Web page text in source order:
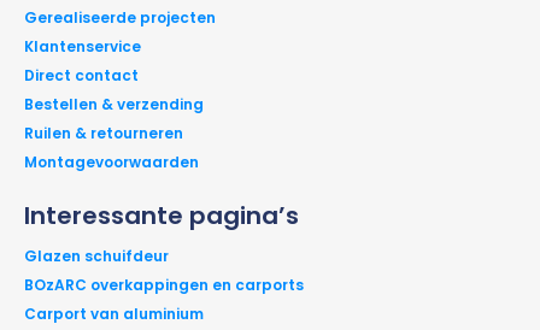
Interessante pagina’s
Glazen schuifdeur
BOzARC overkappingen en carports
Carport van aluminium
Gerealiseerde projecten
Klantenservice
Direct contact
Bestellen & verzending
Ruilen & retourneren
Montagevoorwaarden